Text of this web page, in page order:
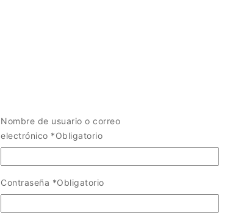
Nombre de usuario o correo
electrónico *Obligatorio
Contraseña *Obligatorio